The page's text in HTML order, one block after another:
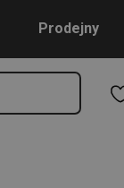
Prodejny